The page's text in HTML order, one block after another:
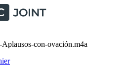
con-ovación.m4a